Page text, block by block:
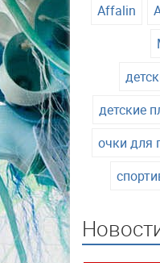
Affalin
детские
очки для